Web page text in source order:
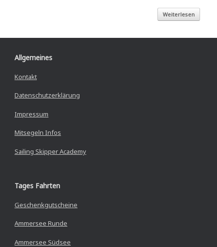
Weiterlesen
Allgemeines
Kontakt
Datenschutzerklärung
Impressum
Mitsegeln Infos
Sailing Skipper Academy
Tages Fahrten
Geschenkgutscheine
Ammersee Runde
Ammersee Südsee